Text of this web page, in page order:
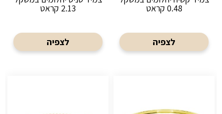
0.48 קראט
לצפיה
2.13 קראט
לצפיה